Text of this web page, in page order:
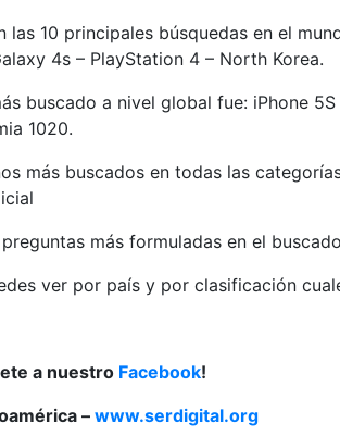
10 principales búsquedas en el
4s – PlayStation 4 – North Korea.
buscado a nivel global fue: iPhone
1020.
más buscados en todas las
más formuladas en el
ver por país y por clasificación
a nuestro Facebook!
– www.serdigital.org